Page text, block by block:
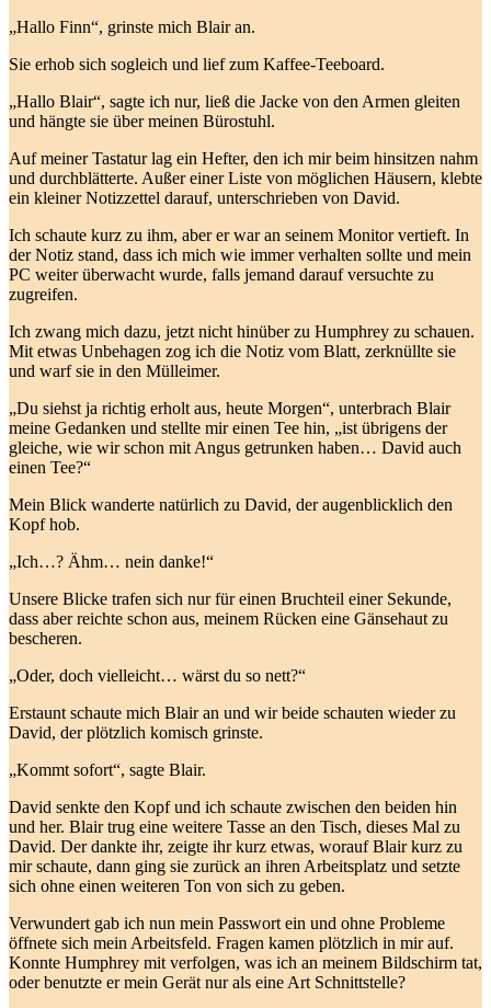
„Hallo Finn“, grinste mich Blair an.
Sie erhob sich sogleich und lief zum Kaffee-Teeboard.
„Hallo Blair“, sagte ich nur, ließ die Jacke von den Armen gleiten
und hängte sie über meinen Bürostuhl.
Auf meiner Tastatur lag ein Hefter, den ich mir beim hinsitzen nahm
und durchblätterte. Außer einer Liste von möglichen Häusern, klebte
ein kleiner Notizzettel darauf, unterschrieben von David.
Ich schaute kurz zu ihm, aber er war an seinem Monitor vertieft. In
der Notiz stand, dass ich mich wie immer verhalten sollte und mein
PC weiter überwacht wurde, falls jemand darauf versuchte zu
zugreifen.
Ich zwang mich dazu, jetzt nicht hinüber zu Humphrey zu schauen.
Mit etwas Unbehagen zog ich die Notiz vom Blatt, zerknüllte sie
und warf sie in den Mülleimer.
„Du siehst ja richtig erholt aus, heute Morgen“, unterbrach Blair
meine Gedanken und stellte mir einen Tee hin, „ist übrigens der
gleiche, wie wir schon mit Angus getrunken haben… David auch
einen Tee?“
Mein Blick wanderte natürlich zu David, der augenblicklich den
Kopf hob.
„Ich…? Ähm… nein danke!“
Unsere Blicke trafen sich nur für einen Bruchteil einer Sekunde,
dass aber reichte schon aus, meinem Rücken eine Gänsehaut zu
bescheren.
„Oder, doch vielleicht… wärst du so nett?“
Erstaunt schaute mich Blair an und wir beide schauten wieder zu
David, der plötzlich komisch grinste.
„Kommt sofort“, sagte Blair.
David senkte den Kopf und ich schaute zwischen den beiden hin
und her. Blair trug eine weitere Tasse an den Tisch, dieses Mal zu
David. Der dankte ihr, zeigte ihr kurz etwas, worauf Blair kurz zu
mir schaute, dann ging sie zurück an ihren Arbeitsplatz und setzte
sich ohne einen weiteren Ton von sich zu geben.
Verwundert gab ich nun mein Passwort ein und ohne Probleme
öffnete sich mein Arbeitsfeld. Fragen kamen plötzlich in mir auf.
Konnte Humphrey mit verfolgen, was ich an meinem Bildschirm tat,
oder benutzte er mein Gerät nur als eine Art Schnittstelle?